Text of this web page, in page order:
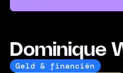
Dominique
Geld & financiën